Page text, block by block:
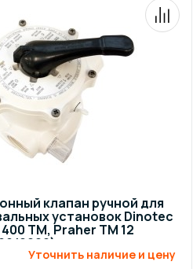
клапан ручной для
установок Dinotec
TM, Praher TM 12
2000)
Уточнить наличие и цену